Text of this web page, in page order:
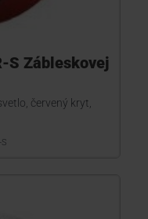
S Zábleskovej
červený kryt,